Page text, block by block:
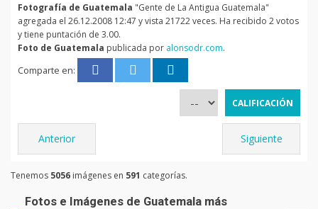
Fotografía de Guatemala "Gente de La Antigua Guatemala"
agregada el 26.12.2008 12:47 y vista 21722 veces. Ha recibido 2 votos
y tiene puntación de 3.00.
Foto de Guatemala publicada por alonsodr.com.
Comparte en:
Anterior Siguiente
Tenemos 5056 imágenes en 591 categorías.
Fotos e Imágenes de Guatemala más